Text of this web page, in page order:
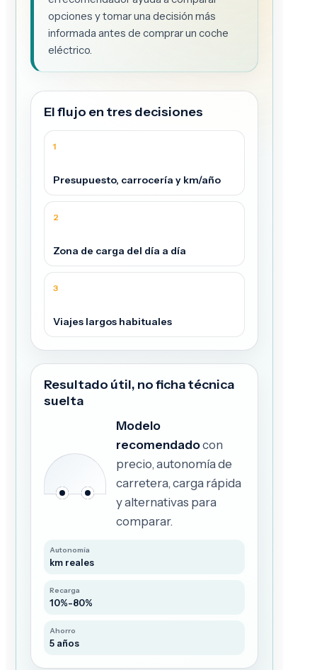
opciones y tomar una decisión más
informada antes de comprar un coche
eléctrico.
El flujo en tres decisiones
1
Presupuesto, carrocería y km/año
2
Zona de carga del día a día
3
Viajes largos habituales
Resultado útil, no ficha técnica
suelta
Modelo
recomendadocon
precio, autonomía de
carretera, carga rápida
y alternativas para
comparar.
Autonomía
km reales
Recarga
10%-80%
Ahorro
5 años